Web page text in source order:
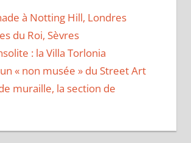
à Notting Hill, Londres
du Roi, Sèvres
: la Villa Torlonia
« non musée » du Street Art
muraille, la section de